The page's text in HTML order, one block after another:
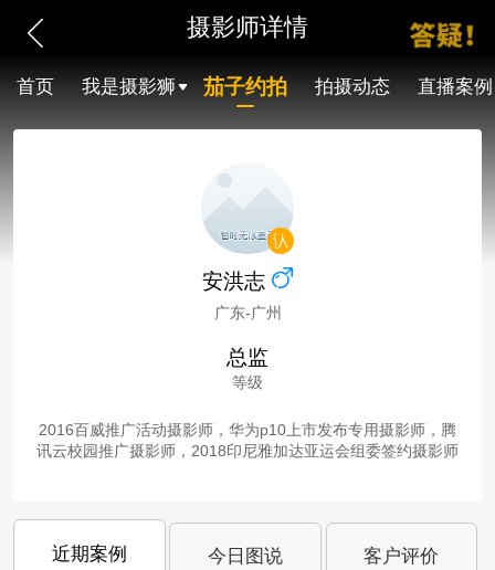
摄影师详情
首页 我是摄影狮 茄子约拍 拍摄动态 直播案例
安洪志
广东-广州
总监
等级
2016百威推广活动摄影师，华为p10上市发布专用摄影师，腾
讯云校园推广摄影师，2018印尼雅加达亚运会组委签约摄影师
近期案例 今日图说 客户评价